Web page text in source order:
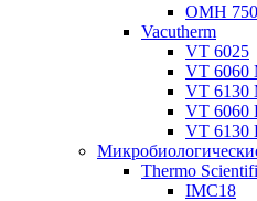
OMH
Vacutherm
VT 6025
VT 6060
VT 6130
VT 6060
VT 6130
Thermo
IMC18